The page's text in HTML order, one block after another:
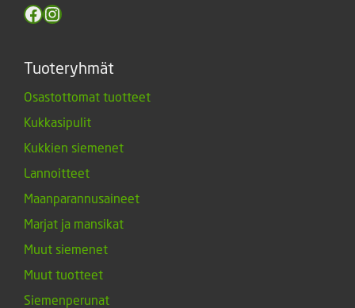
Facebook
Instagram
Tuoteryhmät
Osastottomat tuotteet
Kukkasipulit
Kukkien siemenet
Lannoitteet
Maanparannusaineet
Marjat ja mansikat
Muut siemenet
Muut tuotteet
Siemenperunat